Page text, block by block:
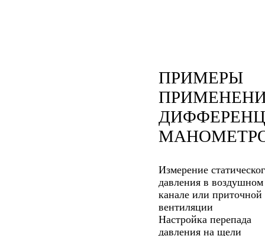
ПРИМЕРЫ
Измерение
давления в воздушном
канале или приточной
вентиляции
Настройка перепада
давления на щели